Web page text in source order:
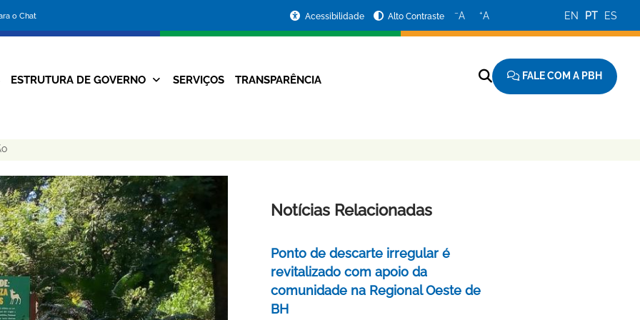
o Chat
da
Prefeitura
Acessibilidade Alto Contraste −A +A EN PT ES
Navegação
ESTRUTURA DE GOVERNO SERVIÇOS TRANSPARÊNCIA FALE COM A PBH
Notícias Relacionadas
Ponto de descarte irregular é
revitalizado com apoio da
comunidade na Regional Oeste de
BH